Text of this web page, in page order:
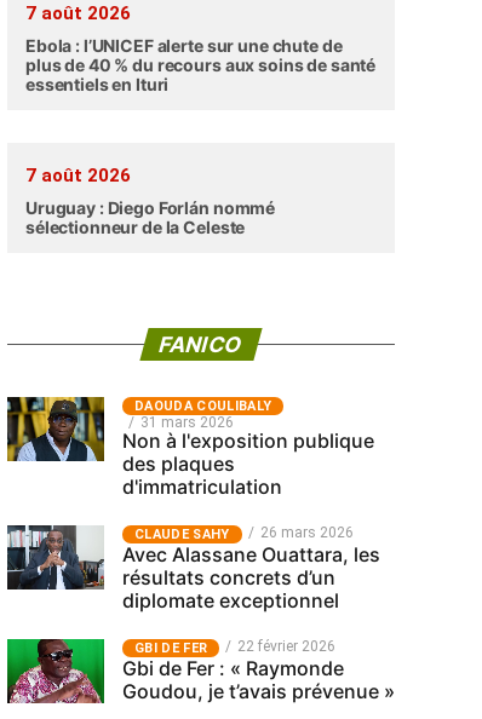
7 août 2026
Ebola : l’UNICEF alerte sur une chute de
plus de 40 % du recours aux soins de santé
essentiels en Ituri
7 août 2026
Uruguay : Diego Forlán nommé
sélectionneur de la Celeste
FANICO
‎DAOUDA COULIBALY
31 mars 2026
Non à l'exposition publique
des plaques
d'immatriculation
CLAUDE SAHY 26 mars 2026
Avec Alassane Ouattara, les
résultats concrets d’un
diplomate exceptionnel
GBI DE FER 22 février 2026
Gbi de Fer : « Raymonde
Goudou, je t’avais prévenue »